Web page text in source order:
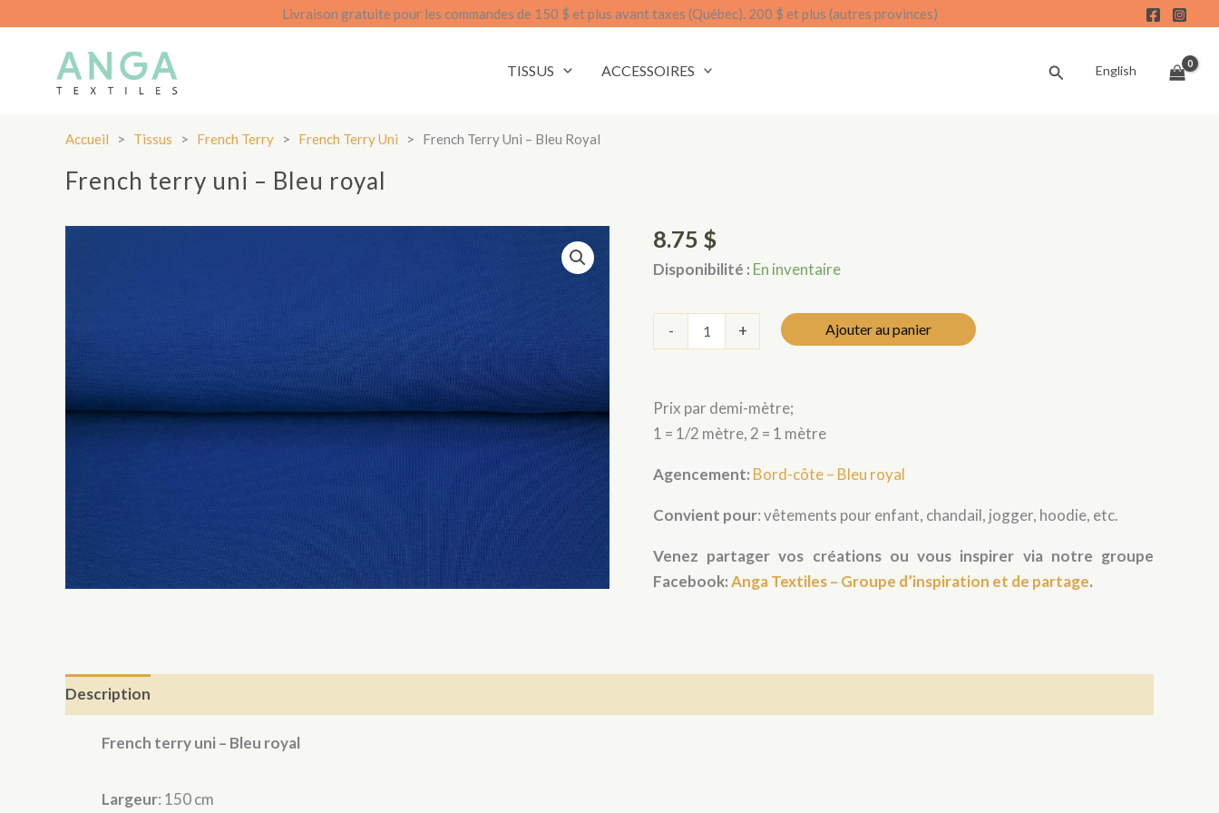
Livraison gratuite pour les commandes de 150 $ et plus avant taxes (Québec). 200 $ et plus (autres provinces)
TISSUS ACCESSOIRES Recherche
English
Accueil > Tissus > French Terry > French Terry Uni > French Terry Uni – Bleu Royal
French terry uni – Bleu royal
8.75 $
Disponibilité : En inventaire
-
-
Bleu
+ Ajouter au panier
Prix par demi-mètre;
1 = 1/2 mètre, 2 = 1 mètre
Agencement: Bord-côte – Bleu royal
Convient pour: vêtements pour enfant, chandail, jogger, hoodie, etc.
Venez partager vos créations ou vous inspirer via notre groupe
Facebook:Anga Textiles – Groupe d’inspiration et de partage.
Description
French terry uni – Bleu royal
Largeur: 150 cm